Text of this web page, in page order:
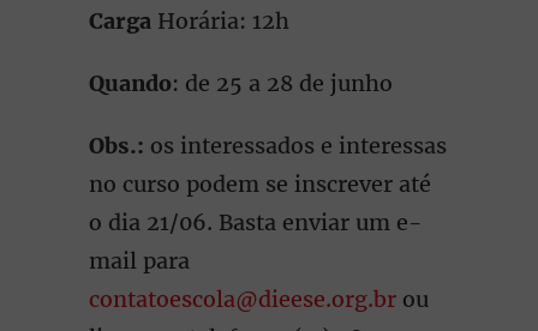
Carga Horária: 12h
Quando: de 25 a 28 de junho
Obs.: os interessados e interessas
no curso podem se inscrever até
o dia 21/06. Basta enviar um e-
mail para
contatoescola@dieese.org.br ou